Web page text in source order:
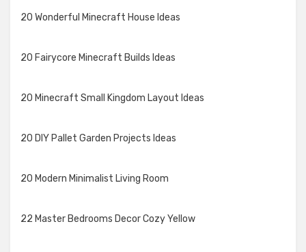
20 Wonderful Minecraft House Ideas
20 Fairycore Minecraft Builds Ideas
20 Minecraft Small Kingdom Layout Ideas
20 DIY Pallet Garden Projects Ideas
20 Modern Minimalist Living Room
22 Master Bedrooms Decor Cozy Yellow